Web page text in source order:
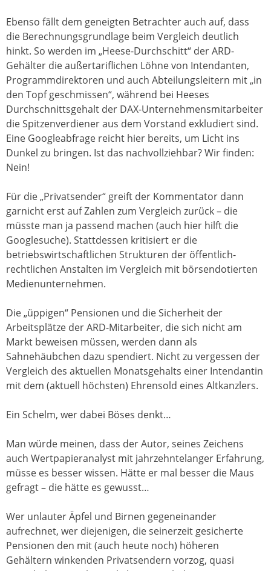
Ebenso fällt dem geneigten Betrachter auch auf, dass
die Berechnungsgrundlage beim Vergleich deutlich
hinkt. So werden im „Heese-Durchschitt“ der ARD-
Gehälter die außertariflichen Löhne von Intendanten,
Programmdirektoren und auch Abteilungsleitern mit „in
den Topf geschmissen“, während bei Heeses
Durchschnittsgehalt der DAX-Unternehmensmitarbeiter
die Spitzenverdiener aus dem Vorstand exkludiert sind.
Eine Googleabfrage reicht hier bereits, um Licht ins
Dunkel zu bringen. Ist das nachvollziehbar? Wir finden:
Nein!
Für die „Privatsender“ greift der Kommentator dann
garnicht erst auf Zahlen zum Vergleich zurück – die
müsste man ja passend machen (auch hier hilft die
Googlesuche). Stattdessen kritisiert er die
betriebswirtschaftlichen Strukturen der öffentlich-
rechtlichen Anstalten im Vergleich mit börsendotierten
Medienunternehmen.
Die „üppigen“ Pensionen und die Sicherheit der
Arbeitsplätze der ARD-Mitarbeiter, die sich nicht am
Markt beweisen müssen, werden dann als
Sahnehäubchen dazu spendiert. Nicht zu vergessen der
Vergleich des aktuellen Monatsgehalts einer Intendantin
mit dem (aktuell höchsten) Ehrensold eines Altkanzlers.
Ein Schelm, wer dabei Böses denkt…
Man würde meinen, dass der Autor, seines Zeichens
auch Wertpapieranalyst mit jahrzehntelanger Erfahrung,
müsse es besser wissen. Hätte er mal besser die Maus
gefragt – die hätte es gewusst…
Wer unlauter Äpfel und Birnen gegeneinander
aufrechnet, wer diejenigen, die seinerzeit gesicherte
Pensionen den mit (auch heute noch) höheren
Gehältern winkenden Privatsendern vorzog, quasi